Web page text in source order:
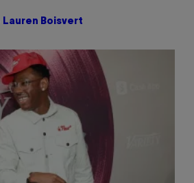
Lauren Boisvert